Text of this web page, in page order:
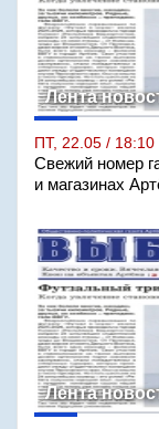
Лента
ПТ, 22.05 / 18:10
Свежий номер
и магазинах
Лента